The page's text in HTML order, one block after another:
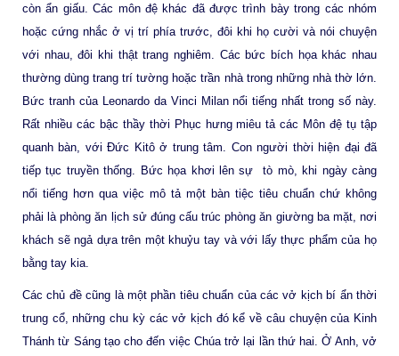
còn ẩn giấu. Các môn đệ khác đã được trình bày trong các nhóm
hoặc cứng nhắc ở vị trí phía trước, đôi khi họ cười và nói chuyện
với nhau, đôi khi thật trang nghiêm. Các bức bích họa khác nhau
thường dùng trang trí tường hoặc trần nhà trong những nhà thờ lớn.
Bức tranh của Leonardo da Vinci Milan nổi tiếng nhất trong số này.
Rất nhiều các bậc thầy thời Phục hưng miêu tả các Môn đệ tụ tập
quanh bàn, với Đức Kitô ở trung tâm. Con người thời hiện đại đã
tiếp tục truyền thống. Bức họa khơi lên sự tò mò, khi ngày càng
nổi tiếng hơn qua việc mô tả một bàn tiệc tiêu chuẩn chứ không
phải là phòng ăn lịch sử đúng cấu trúc phòng ăn giường ba mặt, nơi
khách sẽ ngả dựa trên một khuỷu tay và với lấy thực phẩm của họ
bằng tay kia.
Các chủ đề cũng là một phần tiêu chuẩn của các vở kịch bí ẩn thời
trung cổ, những chu kỳ các vở kịch đó kể về câu chuyện của Kinh
Thánh từ Sáng tạo cho đến việc Chúa trở lại lần thứ hai. Ở Anh, vở